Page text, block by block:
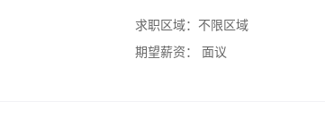
求职区域： 不限区域
期望薪资：
面议